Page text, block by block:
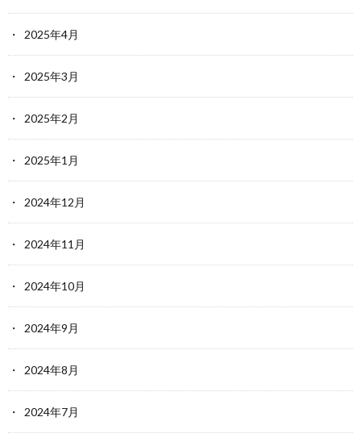
2025年4月
2025年3月
2025年2月
2025年1月
2024年12月
2024年11月
2024年10月
2024年9月
2024年8月
2024年7月